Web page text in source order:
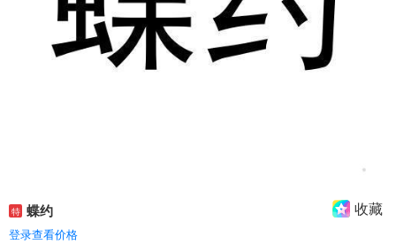
特 蝶约 收藏
登录查看价格